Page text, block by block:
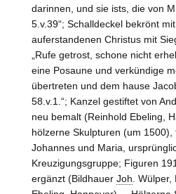
darinnen, und sie ists, die von
5.v.39“; Schalldeckel bekrönt
auferstandenen Christus mit
„Rufe getrost, schone nicht
eine Posaune und verkündige
übertreten und dem hause
58.v.1.“; Kanzel gestiftet von
neu bemalt (Reinhold Ebeling,
hölzerne Skulpturen (um 1500),
Johannes und Maria,
Kreuzigungsgruppe; Figuren
ergänzt (Bildhauer Joh . Wülper,